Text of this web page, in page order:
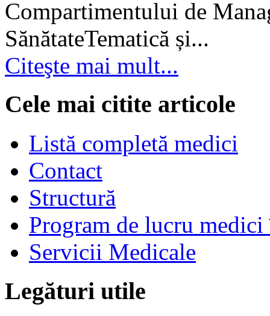
Compartimentului de
SănătateTematică și...
Citeşte mai mult...
Cele mai citite articole
Listă completă medici
Contact
Structură
Program de lucru
Servicii Medicale
Legături utile